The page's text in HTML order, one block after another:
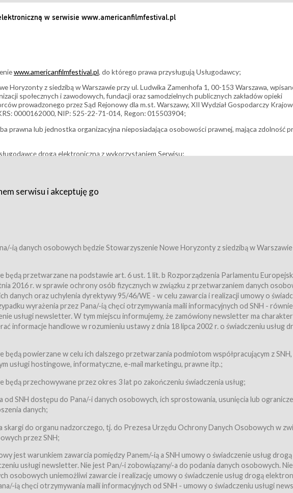
w serwisie www.americanfilmfestival.pl
www.americanfilmfestival.pl, do którego prawa przysługują Usługodawcy;
Horyzonty z siedzibą w Warszawie przy ul. Ludwika Zamenhofa 1, 00-153 Warszawa,
społecznych i zawodowych, fundacji oraz samodzielnych publicznych zakładów opieki
prowadzonego przez Sąd Rejonowy dla m.st. Warszawy, XII Wydział Gospodarczy
0000162000, NIP: 525-22-71-014, Regon: 015503904;
prawna lub jednostka organizacyjna nieposiadająca osobowości prawnej, mająca zdolność
drogą elektroniczną z wykorzystaniem Serwisu;
zawarcie umowy z Usługodawcą i uprawniające do wzięcia udziału w Wydarzeniu,
zawarcie umowy z Usługodawcą i uprawniające do wzięcia udziału w Wydarzeniu,
danego Wydarzenia, tj. uprawniające do uczestnictwa w wielu albo w pojedynczych seansach
i koncertach;
przez Usługodawcę w Serwisie;
przez Usługodawcę, z zastrzeżeniem usług, o których mowa w ust. 2 pkt. 4 i 5 poniżej,
regulaminy,
danych osobowych Usługobiorców będących osobami fizycznymi.
następujące Usługi:Usługodawca świadczy Usługi drogą elektroniczną w rozumieniu
drogą elektroniczną (Dz.U. z 2002 r., Nr 144, poz. 1204, z późń. zm.). Usługi świadczone są
przez Usługobiorców materiałów zamieszczanych w Serwisie,
umów nabycia Karnetów i Biletów,
sprzedaży w Sklepie.
elektroniczną w rozumieniu ustawy z dnia 18 lipca 2002 r. o świadczeniu usług drogą
zm.). Usługi świadczone są nieodpłatnie.
serwisu i akceptuję go
ią danych osobowych będzie Stowarzyszenie Nowe Horyzonty z siedzibą w
będą przetwarzane na podstawie art. 6 ust. 1 lit. b Rozporządzenia Parlamentu
2016 r. w sprawie ochrony osób fizycznych w związku z przetwarzaniem danych
danych oraz uchylenia dyrektywy 95/46/WE - w celu zawarcia i realizacji umowy o
wyrażenia przez Pana/-ią chęci otrzymywania maili informacyjnych od SNH -
usługi newsletter. W tym miejscu informujemy, że zamówiony newsletter ma charakter
informacje handlowe w rozumieniu ustawy z dnia 18 lipca 2002 r. o świadczeniu usług
będą powierzane w celu ich dalszego przetwarzania podmiotom współpracującym z
usługi hostingowe, informatyczne, e-mail marketingu, prawne itp.;
będą przechowywane przez okres 3 lat po zakończeniu świadczenia usług;
od SNH dostępu do Pana/-i danych osobowych, ich sprostowania, usunięcia lub
danych;
skargi do organu nadzorczego, tj. do Prezesa Urzędu Ochrony Danych Osobowych w
przez SNH;
jest warunkiem zawarcia pomiędzy Panem/-ią a SNH umowy o świadczenie usług drogą
usługi newsletter. Nie jest Pan/-i zobowiązany/-a do podania danych osobowych.
osobowych uniemożliwi zawarcie i realizację umowy o świadczenie usług drogą
ią chęci otrzymywania maili informacyjnych od SNH - umowy o świadczeniu usługi